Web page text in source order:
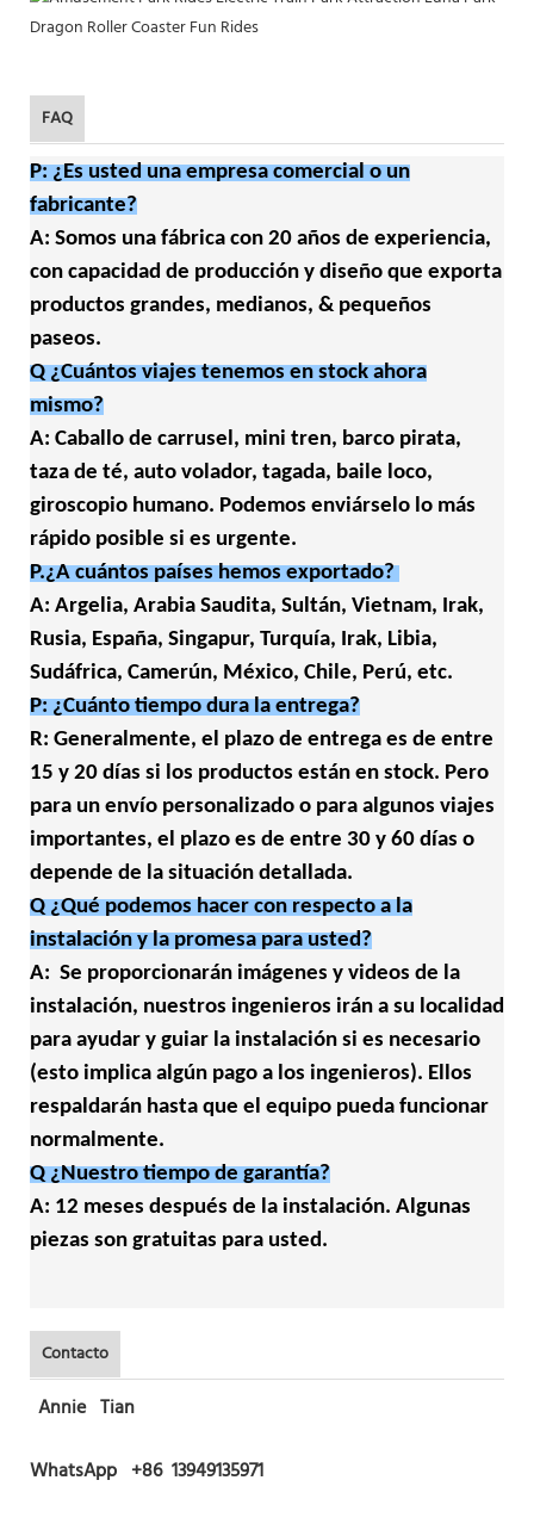
FAQ
P: ¿Es usted una empresa comercial o un
fabricante?
A: Somos una fábrica con 20 años de experiencia,
con capacidad de producción y diseño que exporta
productos grandes, medianos, & pequeños
paseos.
Q ¿Cuántos viajes tenemos en stock ahora
mismo?
A: Caballo de carrusel, mini tren, barco pirata,
taza de té, auto volador, tagada, baile loco,
giroscopio humano. Podemos enviárselo lo más
rápido posible si es urgente.
P.¿A cuántos países hemos exportado?
A: Argelia, Arabia Saudita, Sultán, Vietnam, Irak,
Rusia, España, Singapur, Turquía, Irak, Libia,
Sudáfrica, Camerún, México, Chile, Perú, etc.
P: ¿Cuánto tiempo dura la entrega?
R: Generalmente, el plazo de entrega es de entre
15 y 20 días si los productos están en stock. Pero
para un envío personalizado o para algunos viajes
importantes, el plazo es de entre 30 y 60 días o
depende de la situación detallada.
Q ¿Qué podemos hacer con respecto a la
instalación y la promesa para usted?
A: Se proporcionarán imágenes y videos de la
instalación, nuestros ingenieros irán a su localidad
para ayudar y guiar la instalación si es necesario
(esto implica algún pago a los ingenieros). Ellos
respaldarán hasta que el equipo pueda funcionar
normalmente.
Q ¿Nuestro tiempo de garantía?
A: 12 meses después de la instalación. Algunas
piezas son gratuitas para usted.
Contacto
Annie Tian
WhatsApp +86 13949135971